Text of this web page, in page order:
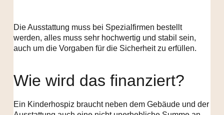
Die Ausstattung muss bei Spezialfirmen bestellt
werden, alles muss sehr hochwertig und stabil sein,
auch um die Vorgaben für die Sicherheit zu erfüllen.
Wie wird das finanziert?
Ein Kinderhospiz braucht neben dem Gebäude und der